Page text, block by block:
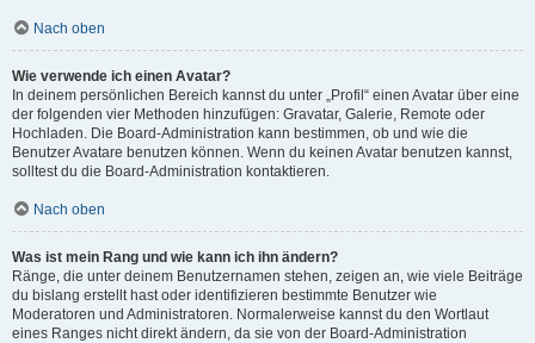
Nach oben
Wie verwende ich einen Avatar?
In deinem persönlichen Bereich kannst du unter „Profil“ einen Avatar über eine
der folgenden vier Methoden hinzufügen: Gravatar, Galerie, Remote oder
Hochladen. Die Board-Administration kann bestimmen, ob und wie die
Benutzer Avatare benutzen können. Wenn du keinen Avatar benutzen kannst,
solltest du die Board-Administration kontaktieren.
Nach oben
Was ist mein Rang und wie kann ich ihn ändern?
Ränge, die unter deinem Benutzernamen stehen, zeigen an, wie viele Beiträge
du bislang erstellt hast oder identifizieren bestimmte Benutzer wie
Moderatoren und Administratoren. Normalerweise kannst du den Wortlaut
eines Ranges nicht direkt ändern, da sie von der Board-Administration